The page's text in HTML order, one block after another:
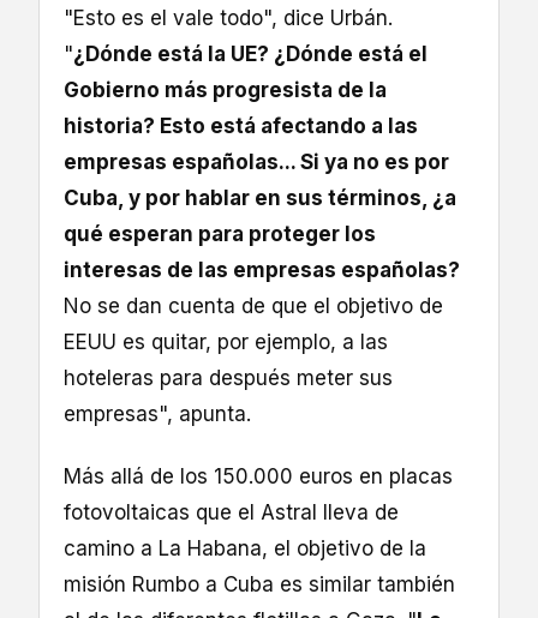
"Esto es el vale todo", dice Urbán.
"¿Dónde está la UE? ¿Dónde está el
Gobierno más progresista de la
historia? Esto está afectando a las
empresas españolas... Si ya no es por
Cuba, y por hablar en sus términos, ¿a
qué esperan para proteger los
interesas de las empresas españolas?
No se dan cuenta de que el objetivo de
EEUU es quitar, por ejemplo, a las
hoteleras para después meter sus
empresas", apunta.
Más allá de los 150.000 euros en placas
fotovoltaicas que el Astral lleva de
camino a La Habana, el objetivo de la
misión Rumbo a Cuba es similar también